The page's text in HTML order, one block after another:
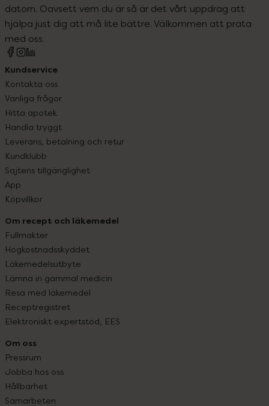
datorn. Oavsett vem du är så är det vårt uppdrag att
hjälpa just dig att må lite bättre. Välkommen att prata
med oss.
Kundservice
Kontakta oss
Vanliga frågor
Hitta apotek
Handla tryggt
Leverans, betalning och retur
Kundklubb
Sajtens tillgänglighet
App
Köpvillkor
Om recept och läkemedel
Fullmakter
Högkostnadsskyddet
Läkemedelsutbyte
Lämna in gammal medicin
Resa med läkemedel
Receptregistret
Elektroniskt expertstöd, EES
Om oss
Pressrum
Jobba hos oss
Hållbarhet
Samarbeten